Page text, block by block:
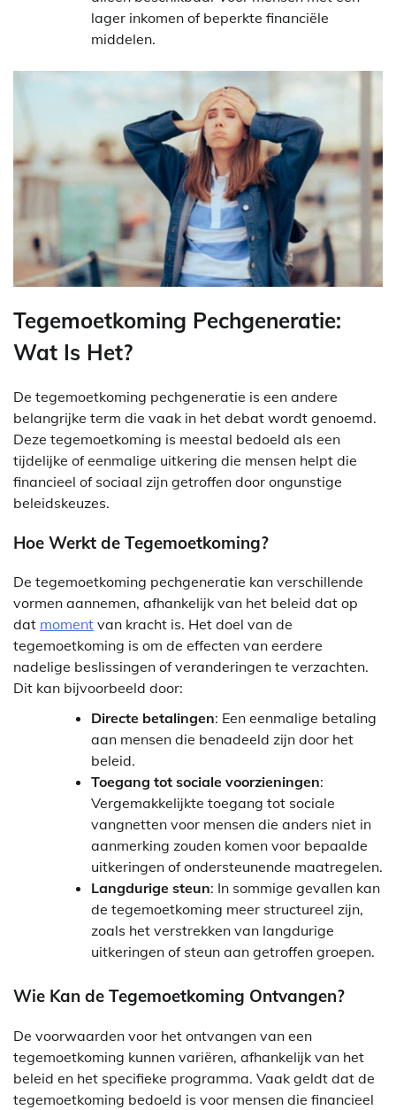
lager inkomen of beperkte financiële
middelen.
Tegemoetkoming Pechgeneratie:
Wat Is Het?
De tegemoetkoming pechgeneratie is een andere
belangrijke term die vaak in het debat wordt genoemd.
Deze tegemoetkoming is meestal bedoeld als een
tijdelijke of eenmalige uitkering die mensen helpt die
financieel of sociaal zijn getroffen door ongunstige
beleidskeuzes.
Hoe Werkt de Tegemoetkoming?
De tegemoetkoming pechgeneratie kan verschillende
vormen aannemen, afhankelijk van het beleid dat op
dat moment van kracht is. Het doel van de
tegemoetkoming is om de effecten van eerdere
nadelige beslissingen of veranderingen te verzachten.
Dit kan bijvoorbeeld door:
Directe betalingen: Een eenmalige betaling
aan mensen die benadeeld zijn door het
beleid.
Toegang tot sociale voorzieningen:
Vergemakkelijkte toegang tot sociale
vangnetten voor mensen die anders niet in
aanmerking zouden komen voor bepaalde
uitkeringen of ondersteunende maatregelen.
Langdurige steun: In sommige gevallen kan
de tegemoetkoming meer structureel zijn,
zoals het verstrekken van langdurige
uitkeringen of steun aan getroffen groepen.
Wie Kan de Tegemoetkoming Ontvangen?
De voorwaarden voor het ontvangen van een
tegemoetkoming kunnen variëren, afhankelijk van het
beleid en het specifieke programma. Vaak geldt dat de
tegemoetkoming bedoeld is voor mensen die financieel